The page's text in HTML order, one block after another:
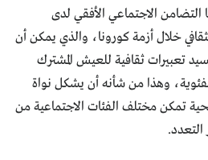
التضامن الاجتماعي الأفقي لدى
خلال أزمة كورونا، والذي يمكن أن
تعبيرات ثقافية للعيش المشترك
وهذا من شأنه أن يشكل نواة
تمكن مختلف الفئات الاجتماعية من
التعدد.